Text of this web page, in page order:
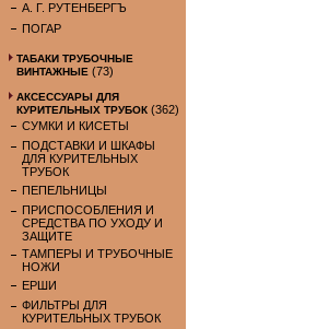
А. Г. РУТЕНБЕРГЪ
ПОГАР
ТАБАКИ ТРУБОЧНЫЕ
ВИНТАЖНЫЕ (73)
АКСЕССУАРЫ ДЛЯ
КУРИТЕЛЬНЫХ ТРУБОК (362)
СУМКИ И КИСЕТЫ
ПОДСТАВКИ И ШКАФЫ
ДЛЯ КУРИТЕЛЬНЫХ
ТРУБОК
ПЕПЕЛЬНИЦЫ
ПРИСПОСОБЛЕНИЯ И
СРЕДСТВА ПО УХОДУ И
ЗАЩИТЕ
ТАМПЕРЫ И ТРУБОЧНЫЕ
НОЖИ
ЕРШИ
ФИЛЬТРЫ ДЛЯ
КУРИТЕЛЬНЫХ ТРУБОК